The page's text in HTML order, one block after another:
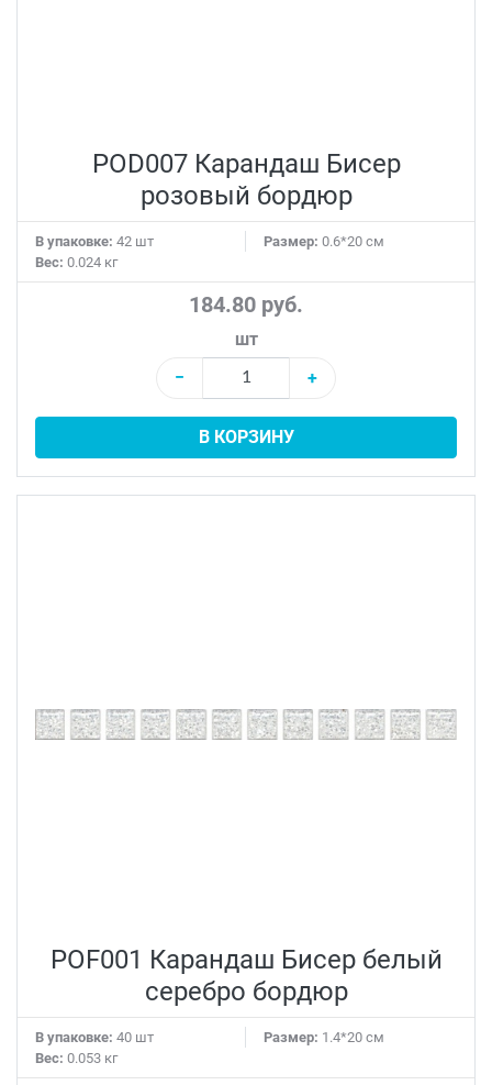
POD007 Карандаш Бисер
розовый бордюр
В упаковке: 42 шт Размер: 0.6*20 см
Вес: 0.024 кг
184.80 руб.
шт
−
+
В КОРЗИНУ
POF001 Карандаш Бисер белый
серебро бордюр
В упаковке: 40 шт Размер: 1.4*20 см
Вес: 0.053 кг